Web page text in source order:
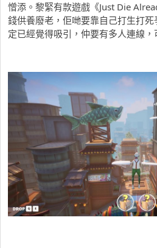
憎添。黎緊有款遊戲《Just Die
錢供養廢老，佢哋要靠自己打生打
定已經覺得吸引，仲要有多人連線，